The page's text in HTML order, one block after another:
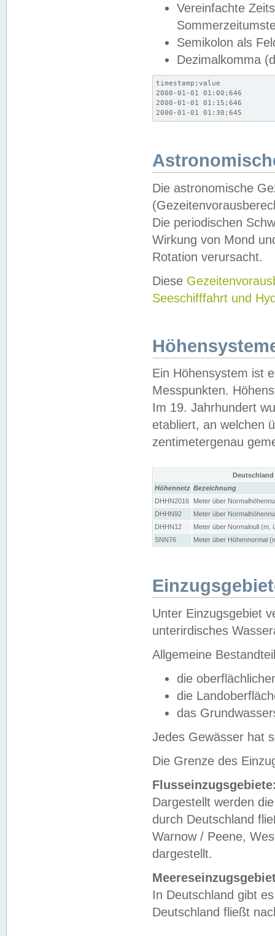
Vereinfachte
Semikolon als
Dezimalkomma
timestamp;value
2000-01-01 01:00;646
2000-01-01 01:15;646
2000-01-01 01:30;645
Die astronomische
Die periodischen
Wirkung von Mond
Rotation verursacht.
Diese
Seeschifffahrt und
Ein Höhensystem ist
Messpunkten.
Im 19. Jahrhundert
etabliert, an welchen
zentimetergenau
Höhennetz Bezeichnung
DHHN2016
Meter über
DHHN92
Meter über
DHHN12
Meter über Normalnull (m.
SNN76
Meter über Höhennormal
Unter Einzugsgebiet
unterirdisches
Allgemeine
die
die
das
Jedes Gewässer hat
Die Grenze des
Dargestellt werden
durch Deutschland
Warnow / Peene,
dargestellt.
In Deutschland gibt
Deutschland fließt